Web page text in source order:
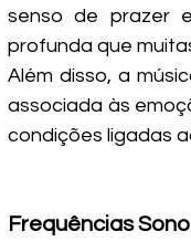
senso de prazer
profunda que
Além disso, a
associada às
condições ligadas
Frequências